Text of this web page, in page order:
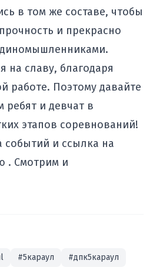
в том же составе, чтобы
и прекрасно
на славу, благодаря
работе. Поэтому давайте
ребят и девчат в
этапов соревнований!
событий и ссылка на
. Смотрим и
#5караул #дпк5караул